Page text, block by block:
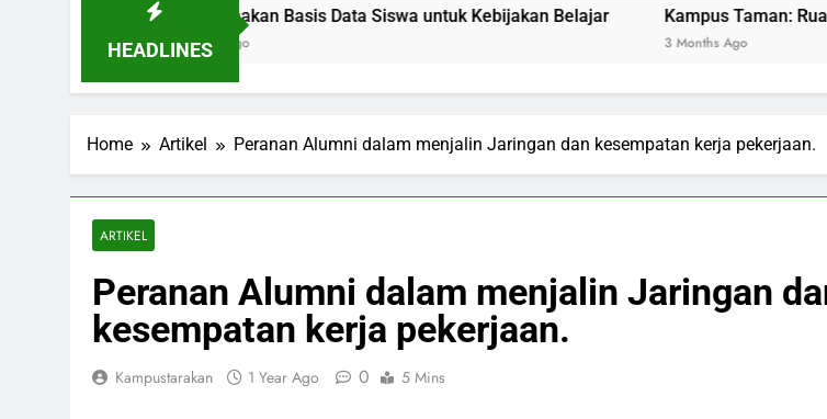
HEADLINES
Menggunakan Basis Data Siswa untuk Kebijakan Belajar
3 Months Ago
Kampus Taman: Ruang Kreatif
Home Artikel Peranan Alumni dalam menjalin Jaringan dan kesempatan kerja pekerjaan.
ARTIKEL
Peranan Alumni dalam menjalin Jaringan
kesempatan kerja pekerjaan.
Kampustarakan 1 Year Ago 0 5 Mins